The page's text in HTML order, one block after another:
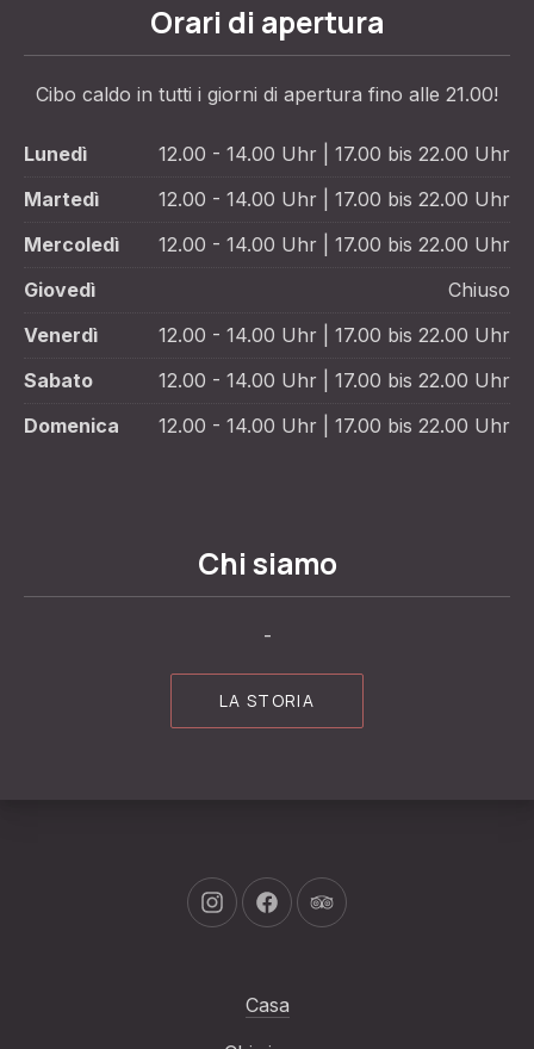
Orari di apertura
Cibo caldo in tutti i giorni di apertura fino alle 21.00!
Lunedì
12.00 - 14.00 Uhr | 17.00 bis 22.00 Uhr
Martedì
12.00 - 14.00 Uhr | 17.00 bis 22.00 Uhr
Mercoledì
12.00 - 14.00 Uhr | 17.00 bis 22.00 Uhr
Giovedì
Chiuso
Venerdì
12.00 - 14.00 Uhr | 17.00 bis 22.00 Uhr
Sabato
12.00 - 14.00 Uhr | 17.00 bis 22.00 Uhr
Domenica
12.00 - 14.00 Uhr | 17.00 bis 22.00 Uhr
Chi siamo
-
LA STORIA
Nuova finestra
Nuova finestra
Nuova finestra
Casa